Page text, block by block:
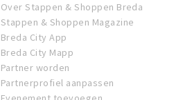
Over Stappen & Shoppen Breda
Stappen & Shoppen Magazine
Breda City App
Breda City Mapp
Partner worden
Partnerprofiel aanpassen